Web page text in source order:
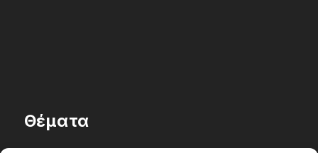
Θέματα